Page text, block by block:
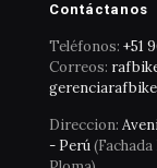
Contáctanos
Teléfonos: +51
Correos:
Direccion:
- Perú